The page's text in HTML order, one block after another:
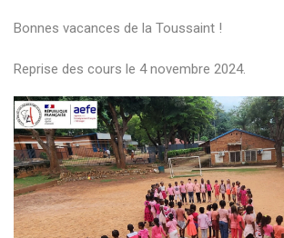
Bonnes vacances de la Toussaint !
Reprise des cours le 4 novembre 2024.